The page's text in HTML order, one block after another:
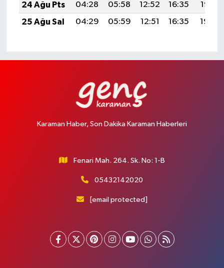
24 Ağu Pts
04:28 05:58 12:52 16:35
19:36
25 Ağu Sal
04:29 05:59 12:51 16:35 19:34
Karaman Haber, Son Dakika Karaman Haberleri
Fenari Mah. 264. Sk. No: 1-B
05432142020
[email protected]